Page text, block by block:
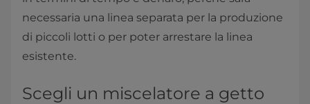
necessaria una linea separata per la produzione
di piccoli lotti o per poter arrestare la linea
esistente.
Scegli un miscelatore a getto